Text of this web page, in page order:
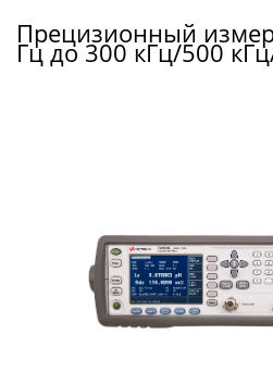
Прецизионный
Гц до 300 кГц/500